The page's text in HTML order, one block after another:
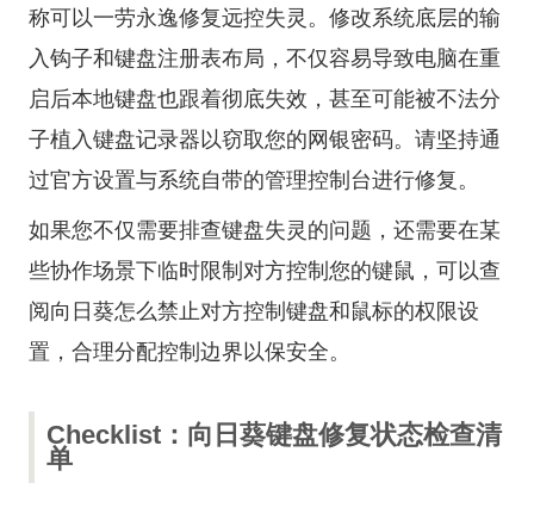
称可以一劳永逸修复远控失灵。修改系统底层的输
入钩子和键盘注册表布局，不仅容易导致电脑在重
启后本地键盘也跟着彻底失效，甚至可能被不法分
子植入键盘记录器以窃取您的网银密码。请坚持通
过官方设置与系统自带的管理控制台进行修复。
如果您不仅需要排查键盘失灵的问题，还需要在某
些协作场景下临时限制对方控制您的键鼠，可以查
阅 向日葵怎么禁止对方控制键盘和鼠标的权限设
置 ，合理分配控制边界以保安全。
Checklist：向日葵键盘修复状态检查清
单